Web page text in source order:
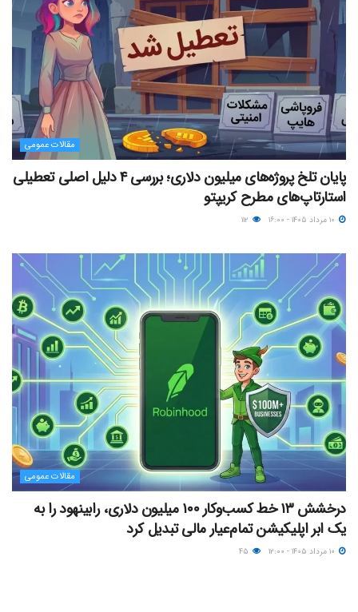
مقالات عمومی
پایان تلخ پروژه‌های میلیون دلاری؛ بررسی ۴ دلیل اصلی تعطیلی
استارتاپ‌های مطرح کریپتو
مقالات عمومی
درخشش ۱۳ خط کسب‌وکار ۱۰۰ میلیون دلاری، رابینهود را به
یک ابر اپلیکیشن تمام‌عیار مالی تبدیل کرد